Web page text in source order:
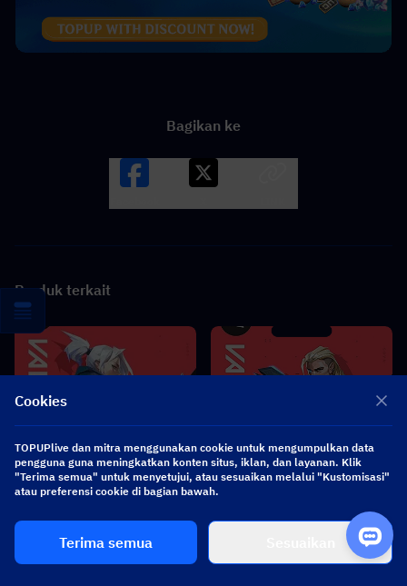
Bagikan ke
Produk terkait
Valorant
Cookies
TOPUPlive dan mitra menggunakan cookie untuk mengumpulkan data
pengguna guna meningkatkan konten situs, iklan, dan layanan. Klik
"Terima semua" untuk menyetujui, atau sesuaikan melalui "Kustomisasi"
atau preferensi cookie di bagian bawah.
Terima semua